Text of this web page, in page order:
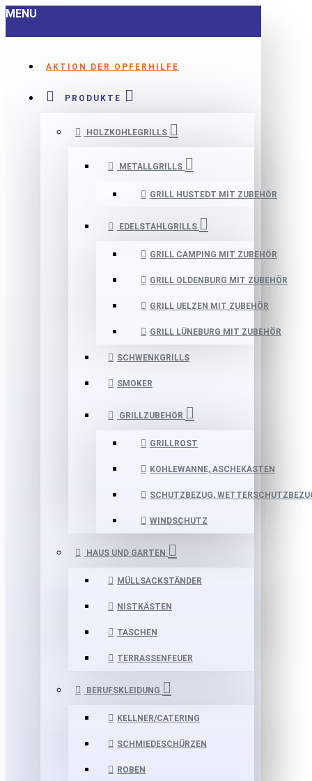
MENU
AKTION DER OPFERHILFE
PRODUKTE
HOLZKOHLEGRILLS
METALLGRILLS
GRILL HUSTEDT MIT ZUBEHÖR
EDELSTAHLGRILLS
GRILL CAMPING MIT ZUBEHÖR
GRILL OLDENBURG MIT ZUBEHÖR
GRILL UELZEN MIT ZUBEHÖR
GRILL LÜNEBURG MIT ZUBEHÖR
SCHWENKGRILLS
SMOKER
GRILLZUBEHÖR
GRILLROST
KOHLEWANNE, ASCHEKASTEN
SCHUTZBEZUG,
WINDSCHUTZ
HAUS UND GARTEN
MÜLLSACKSTÄNDER
NISTKÄSTEN
TASCHEN
TERRASSENFEUER
BERUFSKLEIDUNG
KELLNER/CATERING
SCHMIEDESCHÜRZEN
ROBEN